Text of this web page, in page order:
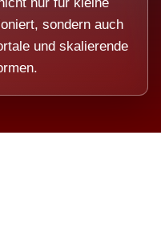
nur für kleine
sondern auch
und skalierende